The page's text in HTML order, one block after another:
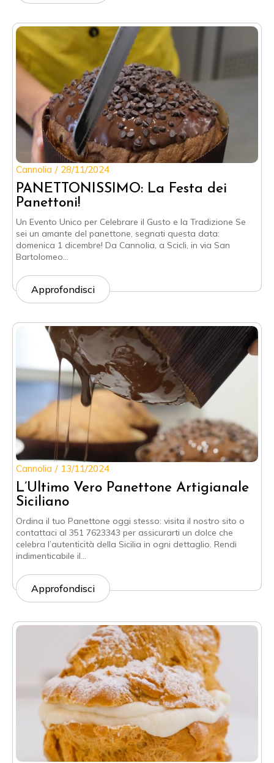
PANETTONISSIMO: La Festa dei
Panettoni!
Cannolia 28/11/2024
Un Evento Unico per Celebrare il Gusto e la Tradizione Se
sei un amante del panettone, segnati questa data:
domenica 1 dicembre! Da Cannolia, a Scicli, in via San
Bartolomeo…
Approfondisci
L’Ultimo Vero Panettone Artigianale
Siciliano
Cannolia 13/11/2024
Ordina il tuo Panettone oggi stesso: visita il nostro sito o
contattaci al 351 7623343 per assicurarti un dolce che
celebra l’autenticità della Sicilia in ogni dettaglio. Rendi
indimenticabile il…
Approfondisci